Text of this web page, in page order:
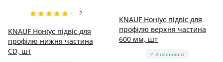
2
KNAUF Ноніус підвіс для
профілю нижня частина
CD, шт
KNAUF Ноніус підвіс для
профілю верхня частина
600 мм, шт
В наявності